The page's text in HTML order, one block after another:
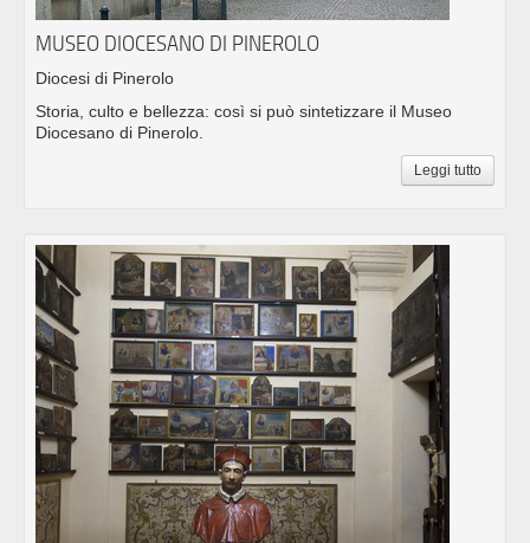
MUSEO DIOCESANO DI PINEROLO
Diocesi di Pinerolo
Storia, culto e bellezza: così si può sintetizzare il Museo
Diocesano di Pinerolo.
Leggi tutto